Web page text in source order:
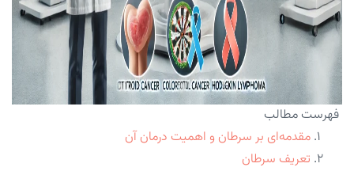
فهرست مطالب
مقدمه‌ای بر سرطان و اهمیت درمان آن
تعریف سرطان